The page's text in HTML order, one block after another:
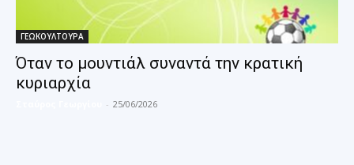
ΓΕΩΚΟΥΛΤΟΥΡΑ
Όταν το μουντιάλ συναντά την κρατική
κυριαρχία
- 25/06/2026